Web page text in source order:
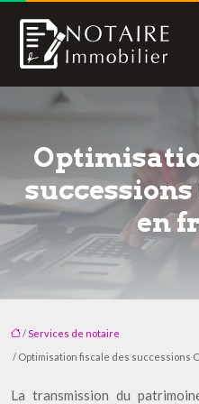
en
/Services de notaire
/ Optimisation fiscale des successions
La transmission du